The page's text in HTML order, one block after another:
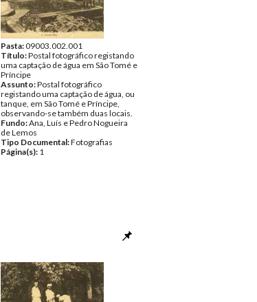
Pasta:09003.002.001
Título:Postal fotográfico registando
uma captação de água em São Tomé e
Príncipe
Assunto:Postal fotográfico
registando uma captação de água, ou
tanque, em São Tomé e Príncipe,
observando-se também duas locais.
Fundo:Ana, Luís e Pedro Nogueira
de Lemos
Tipo Documental:Fotografias
Página(s): 1